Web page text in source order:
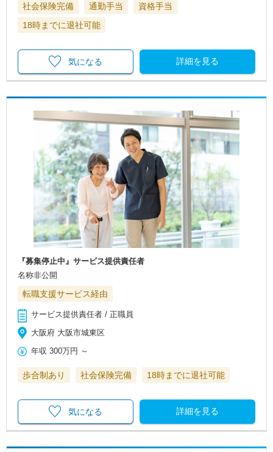
社会保険完備 通勤手当
資格手当
18時までに退社可能
詳細を見る
気になる
『募集停止中』サービス提供責任者
名称非公開
転職支援サービス経由
サービス提供責任者 / 正職員
大阪府 大阪市城東区
年収 300万円 ～
歩合制あり 社会保険完備 18時までに退社可能
詳細を見る
気になる